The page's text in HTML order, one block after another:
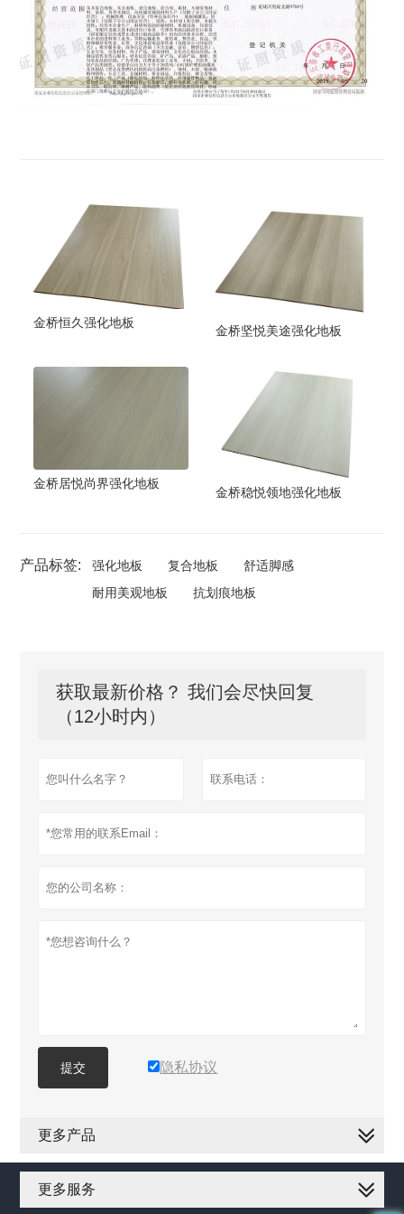
金桥恒久强化地板
金桥坚悦美途强化地板
金桥居悦尚界强化地板
金桥稳悦领地强化地板
产品标签: 强化地板 复合地板
舒适脚感
耐用美观地板
抗划痕地板
获取最新价格？ 我们会尽快回复
（12小时内）
提交 隐私协议
更多产品
更多服务